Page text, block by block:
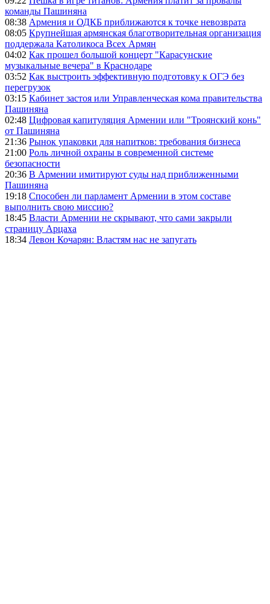
команды Пашиняна
08:38 Армения и ОДКБ приближаются к точке невозврата
08:05 Крупнейшая армянская благотворительная организация
поддержала Католикоса Всех Армян
04:02 Как прошел большой концерт "Карасунские
музыкальные вечера" в Краснодаре
03:52 Как выстроить эффективную подготовку к ОГЭ без
перегрузок
03:15 Кабинет застоя или Управленческая кома правительства
Пашиняна
02:48 Цифровая капитуляция Армении или "Троянский конь"
от Пашиняна
21:36 Рынок упаковки для напитков: требования бизнеса
21:00 Роль личной охраны в современной системе
безопасности
20:36 В Армении имитируют суды над приближенными
Пашиняна
19:18 Способен ли парламент Армении в этом составе
выполнить свою миссию?
18:45 Власти Армении не скрывают, что сами закрыли
страницу Арцаха
18:34 Левон Кочарян: Властям нас не запугать